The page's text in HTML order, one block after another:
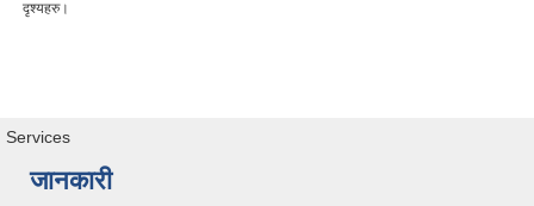
दृश्यहरु।
Services
जानकारी